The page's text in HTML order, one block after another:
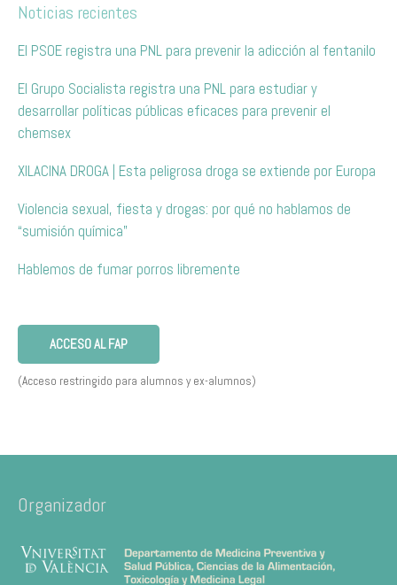
Noticias recientes
El PSOE registra una PNL para prevenir la adicción al fentanilo
El Grupo Socialista registra una PNL para estudiar y
desarrollar políticas públicas eficaces para prevenir el
chemsex
XILACINA DROGA | Esta peligrosa droga se extiende por Europa
Violencia sexual, fiesta y drogas: por qué no hablamos de
“sumisión química”
Hablemos de fumar porros libremente
ACCESO AL FAP
(Acceso restringido para alumnos y ex-alumnos)
Organizador